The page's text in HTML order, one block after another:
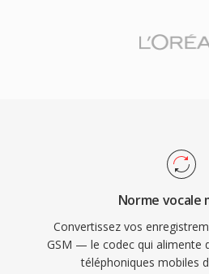
Norme vocale
Convertissez vos
GSM — le codec qui alimente
téléphoniques mobiles